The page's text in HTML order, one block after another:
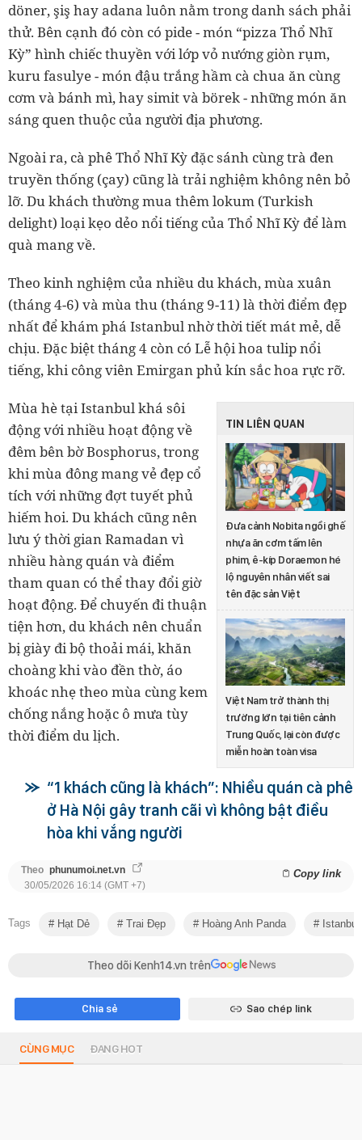
döner, şiş hay adana luôn nằm trong danh sách phải
thử. Bên cạnh đó còn có pide - món “pizza Thổ Nhĩ
Kỳ” hình chiếc thuyền với lớp vỏ nướng giòn rụm,
kuru fasulye - món đậu trắng hầm cà chua ăn cùng
cơm và bánh mì, hay simit và börek - những món ăn
sáng quen thuộc của người địa phương.
Ngoài ra, cà phê Thổ Nhĩ Kỳ đặc sánh cùng trà đen
truyền thống (çay) cũng là trải nghiệm không nên bỏ
lỡ. Du khách thường mua thêm lokum (Turkish
delight) loại kẹo dẻo nổi tiếng của Thổ Nhĩ Kỳ để làm
quà mang về.
Theo kinh nghiệm của nhiều du khách, mùa xuân
(tháng 4-6) và mùa thu (tháng 9-11) là thời điểm đẹp
nhất để khám phá Istanbul nhờ thời tiết mát mẻ, dễ
chịu. Đặc biệt tháng 4 còn có Lễ hội hoa tulip nổi
tiếng, khi công viên Emirgan phủ kín sắc hoa rực rỡ.
TIN LIÊN QUAN
Đưa cảnh Nobita ngồi ghế
nhựa ăn cơm tấm lên
phim, ê-kíp Doraemon hé
lộ nguyên nhân viết sai
tên đặc sản Việt
Việt Nam trở thành thị
trường lớn tại tiên cảnh
Trung Quốc, lại còn được
miễn hoàn toàn visa
Mùa hè tại Istanbul khá sôi
động với nhiều hoạt động về
đêm bên bờ Bosphorus, trong
khi mùa đông mang vẻ đẹp cổ
tích với những đợt tuyết phủ
hiếm hoi. Du khách cũng nên
lưu ý thời gian Ramadan vì
nhiều hàng quán và điểm
tham quan có thể thay đổi giờ
hoạt động. Để chuyến đi thuận
tiện hơn, du khách nên chuẩn
bị giày đi bộ thoải mái, khăn
choàng khi vào đền thờ, áo
khoác nhẹ theo mùa cùng kem
chống nắng hoặc ô mưa tùy
thời điểm du lịch.
“1 khách cũng là khách”: Nhiều quán cà phê
ở Hà Nội gây tranh cãi vì không bật điều
hòa khi vắng người
Theo phunumoi.net.vn Copy link
30/05/2026 16:14 (GMT +7)
Tags Hạt Dẻ Trai Đẹp Hoàng Anh Panda Istanbul
Theo dõi Kenh14.vn trên
Chia sẻ Sao chép link
CÙNG MỤC ĐANG HOT